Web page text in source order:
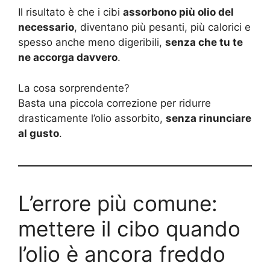
Il risultato è che i cibi assorbono più olio del
necessario, diventano più pesanti, più calorici e
spesso anche meno digeribili, senza che tu te
ne accorga davvero.
La cosa sorprendente?
Basta una piccola correzione per ridurre
drasticamente l’olio assorbito, senza rinunciare
al gusto.
L’errore più comune:
mettere il cibo quando
l’olio è ancora freddo